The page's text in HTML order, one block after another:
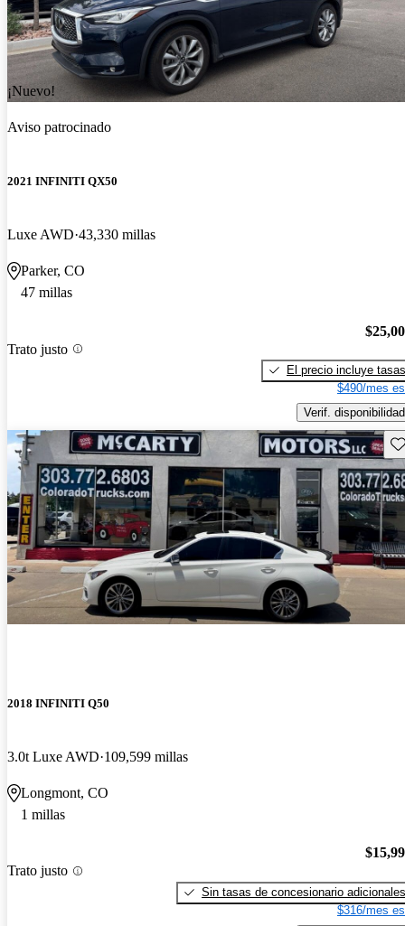
¡Nuevo!
Aviso patrocinado
2021 INFINITI QX50
Luxe AWD 43,330 millas
Parker, CO
47 millas
Trato justo
El precio incluye tasas
$490/mes
Verif. disponibilidad
2018 INFINITI Q50
3.0t Luxe AWD 109,599 millas
Longmont, CO
1 millas
Trato justo
Sin tasas de concesionario adicionales
$316/mes